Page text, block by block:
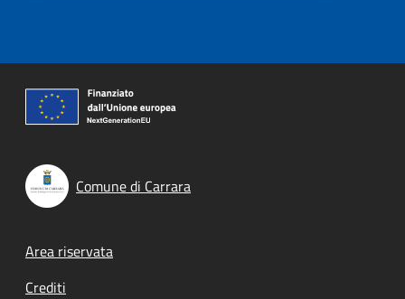
Comune di Carrara
Footer menu
Area riservata
Crediti